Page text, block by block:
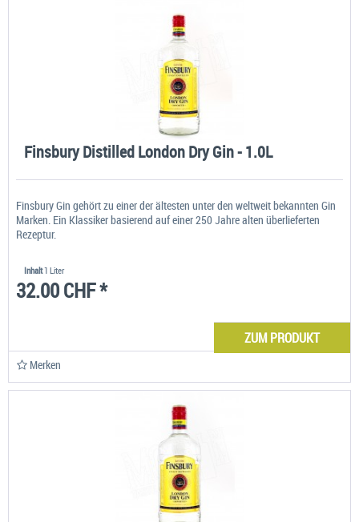
Finsbury Distilled London Dry Gin - 1.0L
Finsbury Gin gehört zu einer der ältesten unter den weltweit bekannten Gin
Marken. Ein Klassiker basierend auf einer 250 Jahre alten überlieferten
Rezeptur.
Inhalt1 Liter
32.00 CHF *
ZUM PRODUKT
Merken